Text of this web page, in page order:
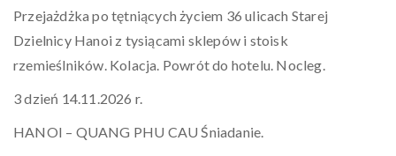
Przejażdżka po tętniących życiem 36 ulicach Starej
Dzielnicy Hanoi z tysiącami sklepów i stoisk
rzemieślników. Kolacja. Powrót do hotelu. Nocleg.
3 dzień 14.11.2026 r.
HANOI – QUANG PHU CAU Śniadanie.